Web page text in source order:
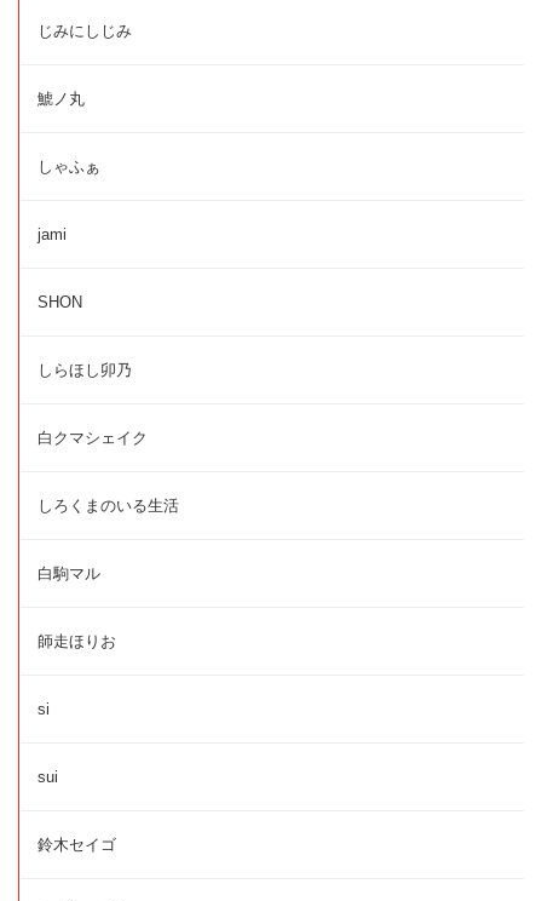
じみにしじみ
鯱ノ丸
しゃふぁ
jami
SHON
しらほし卯乃
白クマシェイク
しろくまのいる生活
白駒マル
師走ほりお
si
sui
鈴木セイゴ